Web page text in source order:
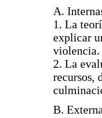
A.
1. La
explicar
violencia.
2. La
recursos,
B.